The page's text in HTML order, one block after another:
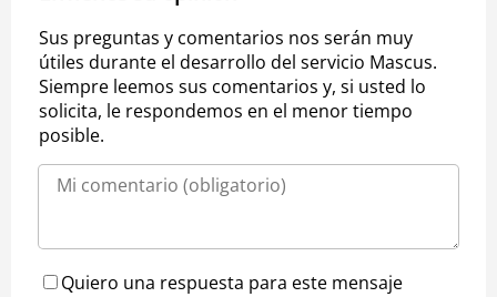
Sus preguntas y comentarios nos serán muy
útiles durante el desarrollo del servicio Mascus.
Siempre leemos sus comentarios y, si usted lo
solicita, le respondemos en el menor tiempo
posible.
Quiero una respuesta para este mensaje